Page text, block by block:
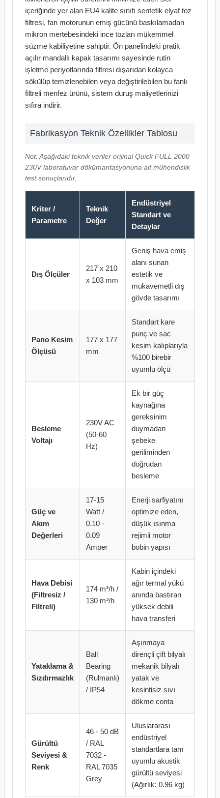
içeriğinde yer alan EU4 kalite sınıfı sentetik elyaf toz
filtresi, fan motorunun emiş gücünü baskılamadan
mikron mertebesindeki ince tozları mükemmel
süzme kabiliyetine sahiptir. Ön panelindeki pratik
açılır mandallı kapak tasarımı sayesinde rutin
işletme periyotlarında filtresi dışarıdan kolayca
sökülüp temizlenebilen veya değiştirilebilen bu fanlı
filtreli menfez ürünü, sistem duruş maliyetlerinizi
sıfıra indirir.
Fabrikasyon Teknik Özellikler Tablosu
Not: Aşağıdaki teknik veriler orijinal Quick FULL 2000
230V laboratuvar dökümantasyonuna ait mühendislik
test sonuçlarıdır.
Kriter /
Parametre
Teknik
Değer
Endüstriyel
Standart ve
Detaylar
Dış Ölçüler
217 x 210
x 103 mm
Geniş hava emiş
alanı sunan
estetik ve
mukavemetli dış
gövde tasarımı
Pano Kesim
Ölçüsü
177 x 177
mm
Standart kare
punç ve sac
kesim kalıplarıyla
%100 birebir
uyumlu ölçü
Besleme
Voltajı
230V AC
(50-60
Hz)
Ek bir güç
kaynağına
gereksinim
duymadan
şebeke
geriliminden
doğrudan
besleme
Güç ve
Akım
Değerleri
17-15
Watt /
0.10 -
0.09
Amper
Enerji sarfiyatını
optimize eden,
düşük ısınma
rejimli motor
bobin yapısı
Hava Debisi
(Filtresiz /
Filtreli)
174 m³/h /
130 m³/h
Kabin içindeki
ağır termal yükü
anında bastıran
yüksek debili
hava transferi
Yataklama &
Sızdırmazlık
Ball
Bearing
(Rulmanlı)
/ IP54
Aşınmaya
dirençli çift bilyalı
mekanik bilyalı
yatak ve
kesintisiz sıvı
dökme conta
Gürültü
Seviyesi &
Renk
46 - 50 dB
/ RAL
7032 -
RAL 7035
Grey
Uluslararası
endüstriyel
standartlara tam
uyumlu akustik
gürültü seviyesi
(Ağırlık: 0.96 kg)